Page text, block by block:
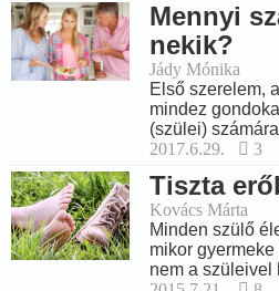
Mennyi
nekik?
Jády Mónika
Első szerelem,
mindez
(szülei)
2017.6.29.
3
Tiszta
Kovács Márta
Minden szülő
mikor
nem a szüleivel